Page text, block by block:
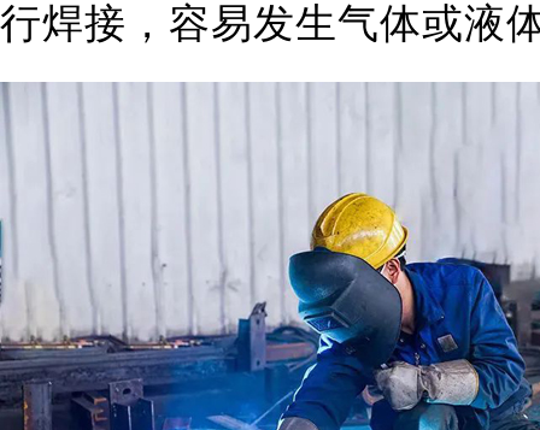
行焊接，容易发生气体或液